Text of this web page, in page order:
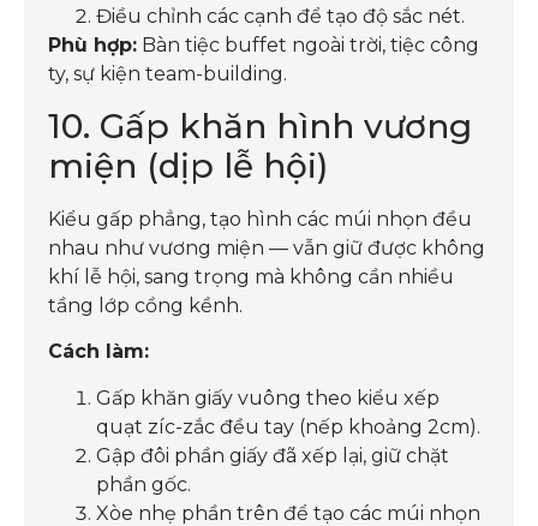
Điều chỉnh các cạnh để tạo độ sắc nét.
Phù hợp: Bàn tiệc buffet ngoài trời, tiệc công
ty, sự kiện team-building.
10. Gấp khăn hình vương
miện (dịp lễ hội)
Kiểu gấp phẳng, tạo hình các múi nhọn đều
nhau như vương miện — vẫn giữ được không
khí lễ hội, sang trọng mà không cần nhiều
tầng lớp cồng kềnh.
Cách làm:
Gấp khăn giấy vuông theo kiểu xếp
quạt zíc-zắc đều tay (nếp khoảng 2cm).
Gập đôi phần giấy đã xếp lại, giữ chặt
phần gốc.
Xòe nhẹ phần trên để tạo các múi nhọn